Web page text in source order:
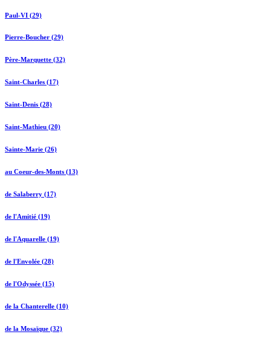
Paul-VI (29)
Pierre-Boucher (29)
Père-Marquette (32)
Saint-Charles (17)
Saint-Denis (28)
Saint-Mathieu (20)
Sainte-Marie (26)
au Coeur-des-Monts (13)
de Salaberry (17)
de l'Amitié (19)
de l'Aquarelle (19)
de l'Envolée (28)
de l'Odyssée (15)
de la Chanterelle (10)
de la Mosaïque (32)